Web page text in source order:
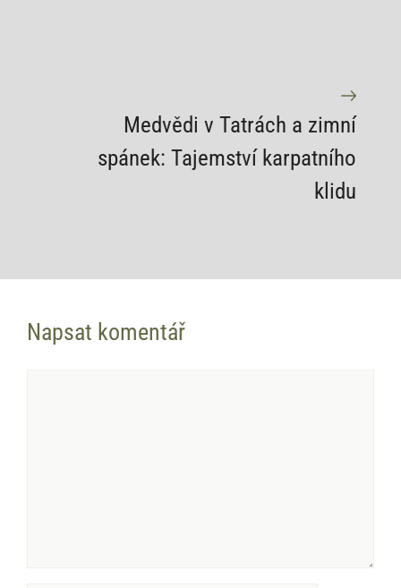
Medvědi v Tatrách a zimní
spánek: Tajemství karpatního
klidu
Napsat komentář